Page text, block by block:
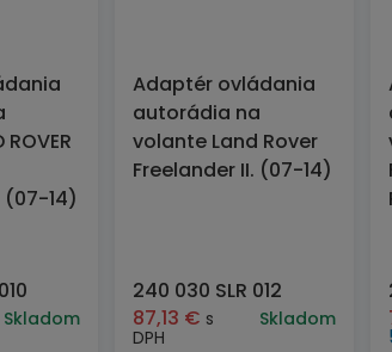
(07-14)
Skladom
Adaptér ovládania
autorádia na
volante Land Rover
Freelander II. (07-14)
240 030 SLR 012
87,13 € s
DPH
Skladom